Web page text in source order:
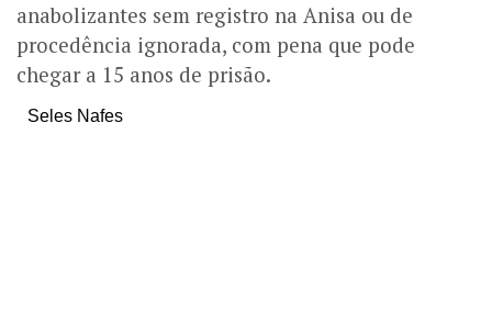
anabolizantes sem registro na Anisa ou de
procedência ignorada, com pena que pode
chegar a 15 anos de prisão.
Seles Nafes